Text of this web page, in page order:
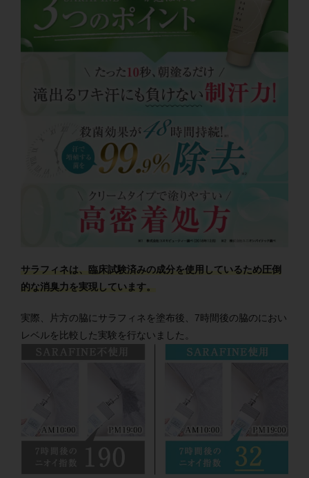
サラフィネは、臨床試験済みの成分を使用しているため圧倒
的な消臭力を実現しています。
実際、片方の脇にサラフィネを塗布後、7時間後の脇のにおい
レベルを比較した実験を行ないました。